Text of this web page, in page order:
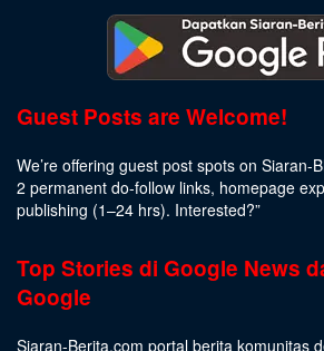
Guest Posts are Welcome!
We’re offering guest post spots on Siaran-
2 permanent do-follow links, homepage
publishing (1–24 hrs). Interested?”
Top Stories di Google News
Google
Siaran-Berita.com portal berita komunitas